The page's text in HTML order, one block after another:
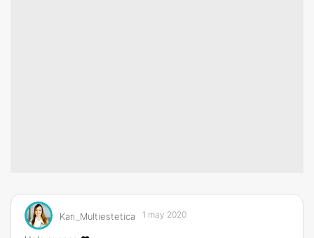
Kari_Multiestetica 1 may 2020